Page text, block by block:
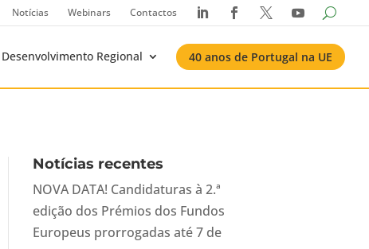
Notícias Webinars Contactos    
Desenvolvimento Regional 40 anos de Portugal na UE
Notícias recentes
NOVA DATA! Candidaturas à 2.ª
edição dos Prémios dos Fundos
Europeus prorrogadas até 7 de